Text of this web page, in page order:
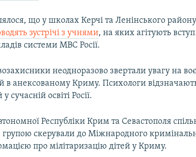
що у школах Керчі та Ленінського району
зустрічі з учнями, на яких агітують
системи МВС Росії.
неодноразово звертали увагу на
в анексованому Криму. Психологи
сучасній освіті Росії.
Республіки Крим та Севастополя
скерували до Міжнародного
про мілітаризацію дітей у Криму.